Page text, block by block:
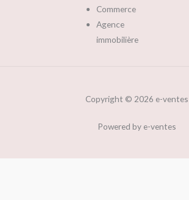
Commerce
Agence
immobilière
Copyright © 2026 e-ventes
Powered by e-ventes